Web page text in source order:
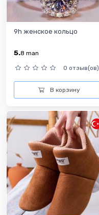
9h женское кольцо
5.8 man
0 отзыв(ов)
В корзину